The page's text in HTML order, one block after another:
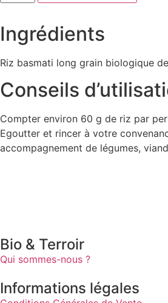
Ingrédients
Riz basmati long grain biologique
Conseils
Compter environ 60 g de riz par
Egoutter et rincer à votre
accompagnement de légumes,
Bio & Terroir
Qui sommes-nous ?
Informations légales